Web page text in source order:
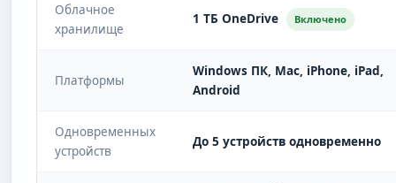
Облачное
хранилище
1 ТБ OneDrive Включено
Платформы
Windows ПК, Mac, iPhone, iPad,
Android
Одновременных
устройств
До 5 устройств одновременно